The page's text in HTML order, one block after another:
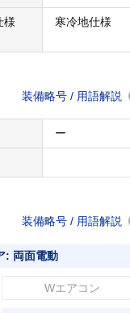
様 寒冷地仕様
装備略号 / 用語解説
ー
装備略号 / 用語解説
: 両面電動
Wエアコン